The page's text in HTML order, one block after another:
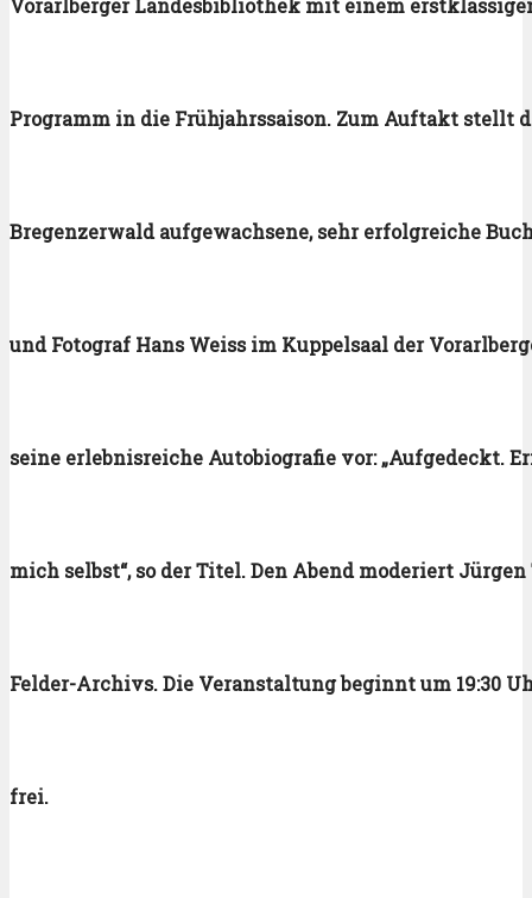
Vorarlberger Landesbibliothek mit einem
Programm in die Frühjahrssaison. Zum Auftakt stellt
Bregenzerwald aufgewachsene, sehr erfolgreiche
und Fotograf Hans Weiss im Kuppelsaal der
seine erlebnisreiche Autobiografie vor: „Aufgedeckt.
mich selbst“, so der Titel. Den Abend moderiert
Felder-Archivs. Die Veranstaltung beginnt um 19:30
frei.